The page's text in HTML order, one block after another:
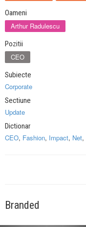
Oameni
Arthur Radulescu
Pozitii
CEO
Subiecte
Corporate
Sectiune
Update
Dictionar
CEO, Fashion, Impact, Net,
Branded